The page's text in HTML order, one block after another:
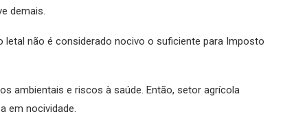
demais.
letal não é considerado nocivo o suficiente para Imposto
ambientais e riscos à saúde. Então, setor agrícola
em nocividade.